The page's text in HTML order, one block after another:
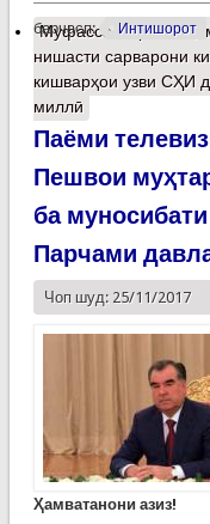
барчасп: Интишорот
Муфассалтаро
нишасти сарварони
кишварҳои узви СҲИ
миллӣ
Паёми
Пешвои
ба
Парчами
Чоп шуд: 25/11/2017
Ҳамватанони азиз!